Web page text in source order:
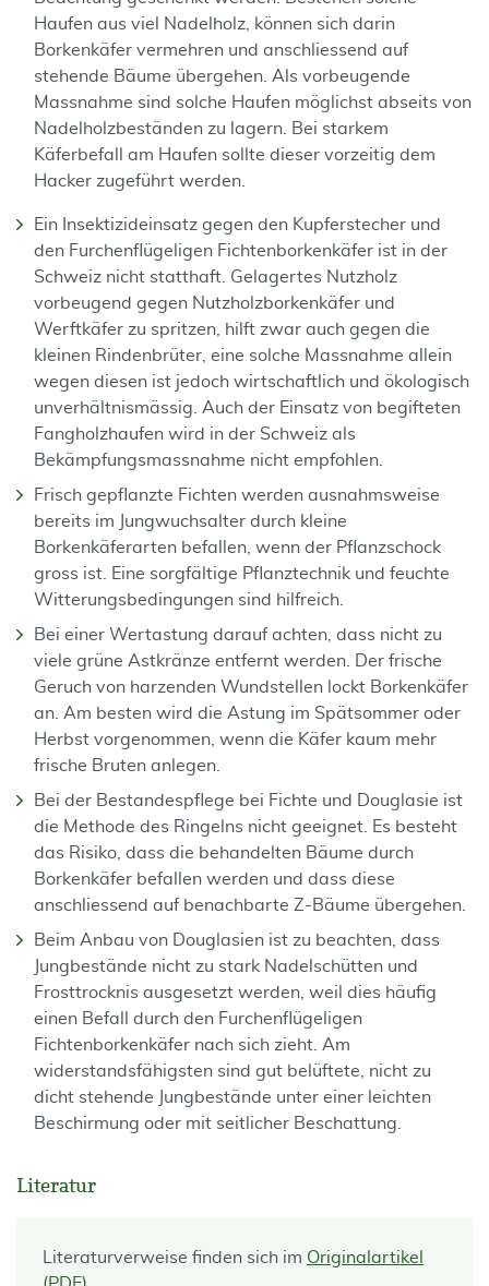
Haufen aus viel Nadelholz, können sich darin
Borkenkäfer vermehren und anschliessend auf
stehende Bäume übergehen. Als vorbeugende
Massnahme sind solche Haufen möglichst abseits von
Nadelholzbeständen zu lagern. Bei starkem
Käferbefall am Haufen sollte dieser vorzeitig dem
Hacker zugeführt werden.
Ein Insektizideinsatz gegen den Kupferstecher und
den Furchenflügeligen Fichtenborkenkäfer ist in der
Schweiz nicht statthaft. Gelagertes Nutzholz
vorbeugend gegen Nutzholzborkenkäfer und
Werftkäfer zu spritzen, hilft zwar auch gegen die
kleinen Rindenbrüter, eine solche Massnahme allein
wegen diesen ist jedoch wirtschaftlich und ökologisch
unverhältnismässig. Auch der Einsatz von begifteten
Fangholzhaufen wird in der Schweiz als
Bekämpfungsmassnahme nicht empfohlen.
Frisch gepflanzte Fichten werden ausnahmsweise
bereits im Jungwuchsalter durch kleine
Borkenkäferarten befallen, wenn der Pflanzschock
gross ist. Eine sorgfältige Pflanztechnik und feuchte
Witterungsbedingungen sind hilfreich.
Bei einer Wertastung darauf achten, dass nicht zu
viele grüne Astkränze entfernt werden. Der frische
Geruch von harzenden Wundstellen lockt Borkenkäfer
an. Am besten wird die Astung im Spätsommer oder
Herbst vorgenommen, wenn die Käfer kaum mehr
frische Bruten anlegen.
Bei der Bestandespflege bei Fichte und Douglasie ist
die Methode des Ringelns nicht geeignet. Es besteht
das Risiko, dass die behandelten Bäume durch
Borkenkäfer befallen werden und dass diese
anschliessend auf benachbarte Z-Bäume übergehen.
Beim Anbau von Douglasien ist zu beachten, dass
Jungbestände nicht zu stark Nadelschütten und
Frosttrocknis ausgesetzt werden, weil dies häufig
einen Befall durch den Furchenflügeligen
Fichtenborkenkäfer nach sich zieht. Am
widerstandsfähigsten sind gut belüftete, nicht zu
dicht stehende Jungbestände unter einer leichten
Beschirmung oder mit seitlicher Beschattung.
Literatur
Literaturverweise finden sich im Originalartikel